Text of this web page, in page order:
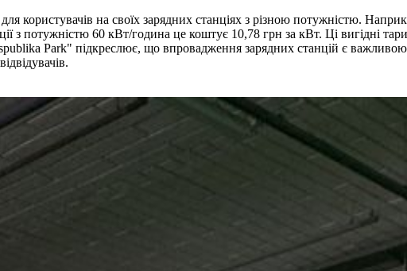
на своїх зарядних станціях з різною потужністю.
з потужністю 60 кВт/година це коштує 10,78 грн за кВт. Ці вигідні
Park" підкреслює, що впровадження зарядних станцій є